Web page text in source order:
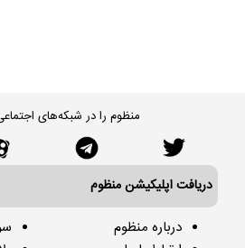
منظوم را در شبکه‌های
دریافت اپلیکیشن منظوم
درباره منظوم